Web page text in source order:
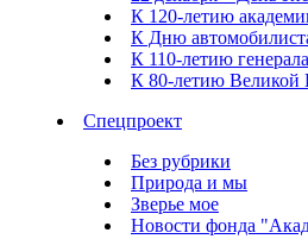
К 120-летию
К Дню
К 110-летию
К 80-летию Великой
Спецпроект
Без рубрики
Природа и мы
Зверье мое
Новости фонда